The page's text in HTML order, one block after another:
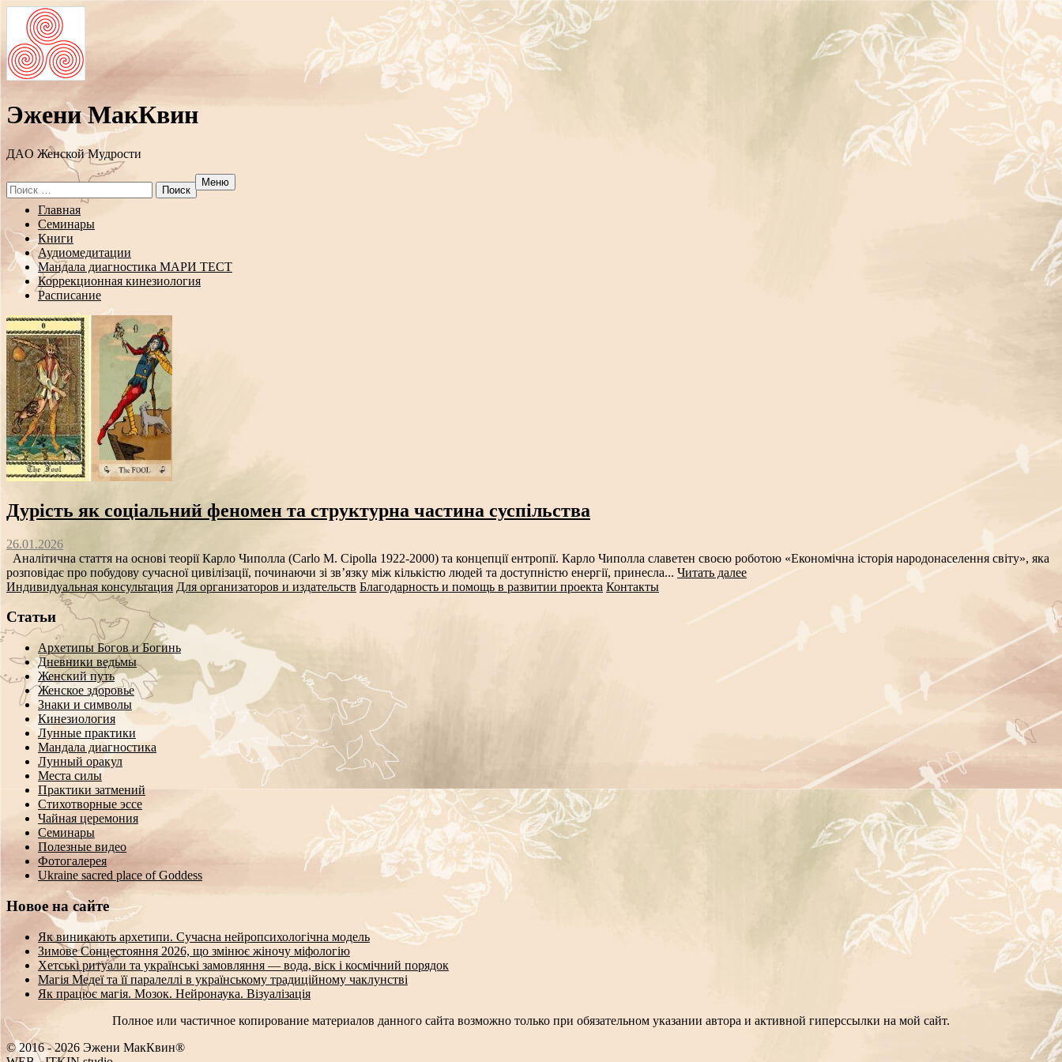
Эжени МакКвин
ДAO Женской Мудрости
Search
for:
Меню
Перейти
содержанию
Главная
Семинары
Книги
Аудиомедитации
Мандала диагностика МАРИ ТЕСТ
Коррекционная кинезиология
Расписание
Дурість як соціальний феномен та структурна частина суспільства
26.01.2026
Аналітична стаття на основі теорії Карло Чиполла (Carlo M. Cipolla 1922-2000) та концепції ентропії. Карло Чиполла славетен своєю роботою «Економічна історія народонаселення світу», яка
розповідає про побудову сучасної цивілізації, починаючи зі зв’язку між кількістю людей та доступністю енергії, принесла... Читать далее
Индивидуальная консультация Для организаторов и издательств Благодарность и помощь в развитии проекта Контакты
Статьи
Архетипы Богов и Богинь
Дневники ведьмы
Женский путь
Женское здоровье
Знаки и символы
Кинезиология
Лунные практики
Мандала диагностика
Лунный оракул
Места силы
Практики затмений
Стихотворные эссе
Чайная церемония
Семинары
Полезные видео
Фотогалерея
Ukraine sacred place of Goddess
Новое на сайте
Як виникають архетипи. Сучасна нейропсихологічна модель
Зимове Сонцестояння 2026, що змінює жіночу міфологію
Хетські ритуали та українські замовляння — вода, віск і космічний порядок
Магія Медеї та її паралеллі в українському традиційному чаклунстві
Як працює магія. Мозок. Нейронаука. Візуалізація
Полное или частичное копирование материалов данного сайта возможно только при обязательном указании автора и активной гиперссылки на мой сайт.
© 2016 - 2026 Эжени МакКвин®